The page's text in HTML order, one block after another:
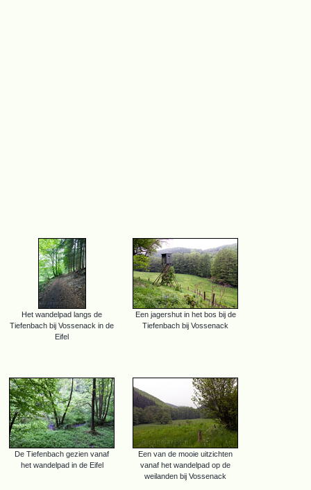
Het wandelpad langs de
Tiefenbach bij Vossenack in de
Eifel
Een jagershut in het bos bij de
Tiefenbach bij Vossenack
De Tiefenbach gezien vanaf
het wandelpad in de Eifel
Een van de mooie uitzichten
vanaf het wandelpad op de
weilanden bij Vossenack